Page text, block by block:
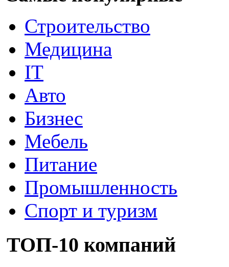
Строительство
Медицина
IT
Авто
Бизнес
Мебель
Питание
Промышленность
Спорт и туризм
ТОП-10 компаний